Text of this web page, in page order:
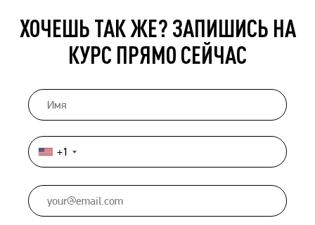
ХОЧЕШЬ ТАК ЖЕ? ЗАПИШИСЬ НА
КУРС ПРЯМО СЕЙЧАС
United
States
+1
+1